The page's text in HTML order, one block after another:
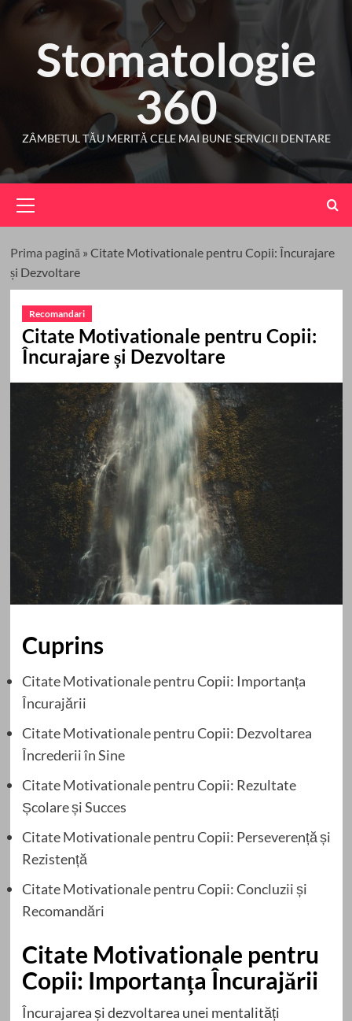
contentStomatologie
360
ZÂMBETUL TĂU MERITĂ CELE MAI BUNE SERVICII DENTARE
Menu
Prima pagină » Citate Motivationale pentru Copii: Încurajare
și Dezvoltare
Recomandari
Citate Motivationale pentru Copii:
Încurajare și Dezvoltare
Cuprins
Citate Motivationale pentru Copii: Importanța
Încurajării
Citate Motivationale pentru Copii: Dezvoltarea
Încrederii în Sine
Citate Motivationale pentru Copii: Rezultate
Școlare și Succes
Citate Motivationale pentru Copii: Perseverență și
Rezistență
Citate Motivationale pentru Copii: Concluzii și
Recomandări
Citate Motivationale pentru
Copii: Importanța Încurajării
Încurajarea și dezvoltarea unei mentalități